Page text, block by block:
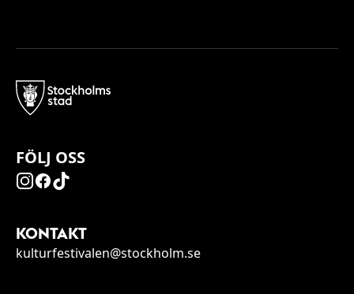
FÖLJ OSS
KONTAKT
kulturfestivalen@stockholm.se